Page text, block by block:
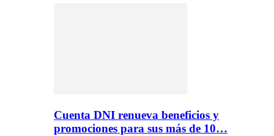
Cuenta DNI renueva beneficios y
promociones para sus más de 10…